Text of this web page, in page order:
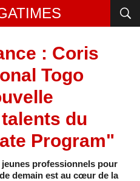
: Coris
Togo
du
Program"
professionnels pour
demain est au cœur de la